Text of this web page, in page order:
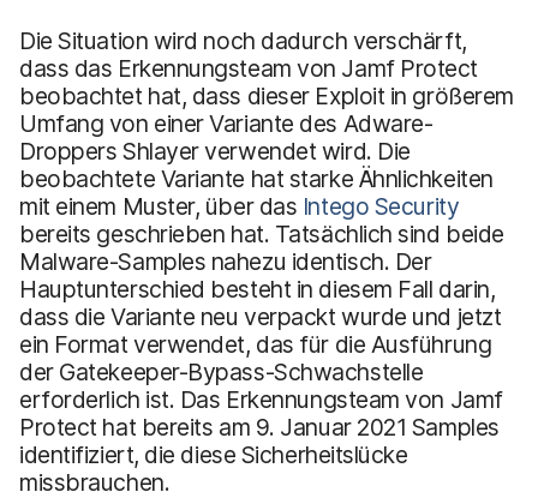
Die Situation wird noch dadurch verschärft,
dass das Erkennungsteam von Jamf Protect
beobachtet hat, dass dieser Exploit in größerem
Umfang von einer Variante des Adware-
Droppers Shlayer verwendet wird. Die
beobachtete Variante hat starke Ähnlichkeiten
mit einem Muster, über das Intego Security
bereits geschrieben hat. Tatsächlich sind beide
Malware-Samples nahezu identisch. Der
Hauptunterschied besteht in diesem Fall darin,
dass die Variante neu verpackt wurde und jetzt
ein Format verwendet, das für die Ausführung
der Gatekeeper-Bypass-Schwachstelle
erforderlich ist. Das Erkennungsteam von Jamf
Protect hat bereits am 9. Januar 2021 Samples
identifiziert, die diese Sicherheitslücke
missbrauchen.